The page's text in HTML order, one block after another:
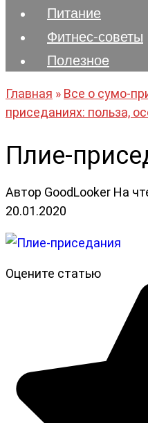
Питание
Фитнес-советы
Полезноe
Главная » Все о сумо-
приседаниях: польза,
Плие-
Автор GoodLooker На
20.01.2020
Оцените статью